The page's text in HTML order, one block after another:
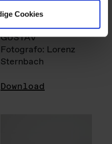
Cookies
GUSTAV
Fotografo: Lorenz
Sternbach
Download